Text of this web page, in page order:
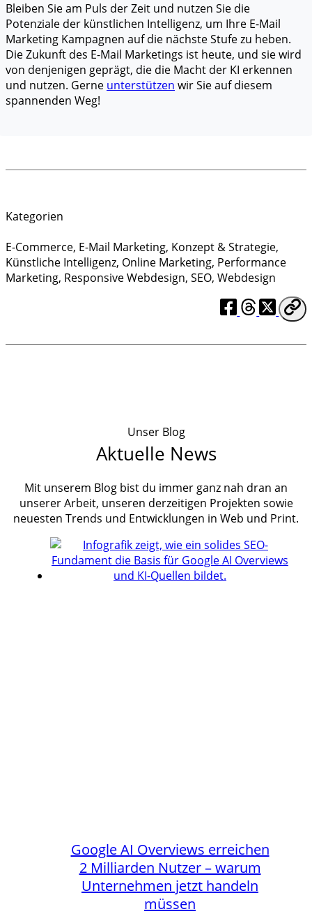
Bleiben Sie am Puls der Zeit und nutzen Sie die
Potenziale der künstlichen Intelligenz, um Ihre E-Mail
Marketing Kampagnen auf die nächste Stufe zu heben.
Die Zukunft des E-Mail Marketings ist heute, und sie wird
von denjenigen geprägt, die die Macht der KI erkennen
und nutzen. Gerne unterstützen wir Sie auf diesem
spannenden Weg!
Kategorien
E-Commerce, E-Mail Marketing, Konzept & Strategie,
Künstliche Intelligenz, Online Marketing, Performance
Marketing, Responsive Webdesign, SEO, Webdesign
Unser Blog
Aktuelle News
Mit unserem Blog bist du immer ganz nah dran an
unserer Arbeit, unseren derzeitigen Projekten sowie
neuesten Trends und Entwicklungen in Web und Print.
Google AI Overviews erreichen
2 Milliarden Nutzer – warum
Unternehmen jetzt handeln
müssen